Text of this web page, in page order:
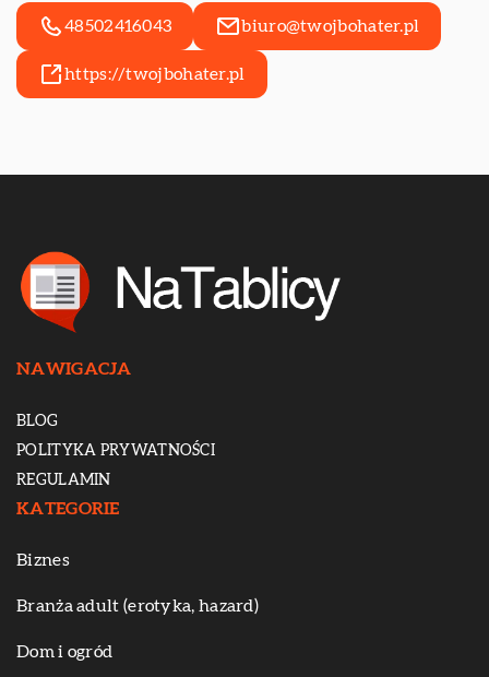
48502416043 biuro@twojbohater.pl
https://twojbohater.pl
NAWIGACJA
BLOG
POLITYKA PRYWATNOŚCI
REGULAMIN
KATEGORIE
Biznes
Branża adult (erotyka, hazard)
Dom i ogród